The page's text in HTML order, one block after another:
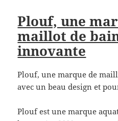
Plouf, une
maillot de
innovante
Plouf, une marque de
avec un beau design et
Plouf est une marque